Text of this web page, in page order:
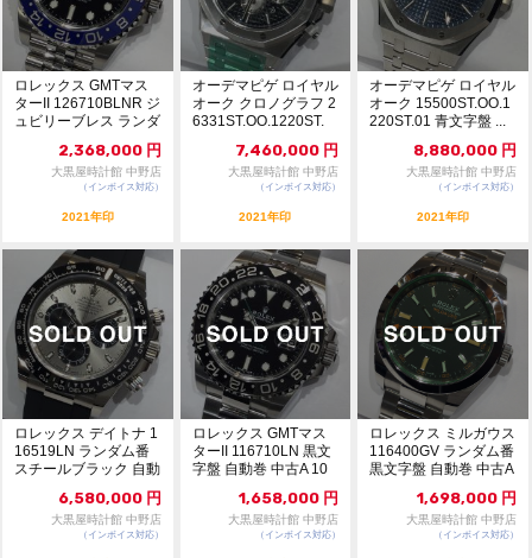
ロレックス GMTマス
ターII 126710BLNR ジ
ュビリーブレス ランダ
2,368,000 円
大黒屋時計館 中野店
（インボイス対応）
2021年印
オーデマピゲ ロイヤル
オーク クロノグラフ 2
6331ST.OO.1220ST.
7,460,000 円
大黒屋時計館 中野店
（インボイス対応）
2021年印
オーデマピゲ ロイヤル
オーク 15500ST.OO.1
220ST.01 青文字盤 ...
8,880,000 円
大黒屋時計館 中野店
（インボイス対応）
2021年印
ロレックス デイトナ 1
16519LN ランダム番
スチールブラック 自動
6,580,000 円
大黒屋時計館 中野店
（インボイス対応）
ロレックス GMTマス
ターII 116710LN 黒文
字盤 自動巻 中古A 10
1,658,000 円
大黒屋時計館 中野店
（インボイス対応）
ロレックス ミルガウス
116400GV ランダム番
黒文字盤 自動巻 中古A
1,698,000 円
大黒屋時計館 中野店
（インボイス対応）